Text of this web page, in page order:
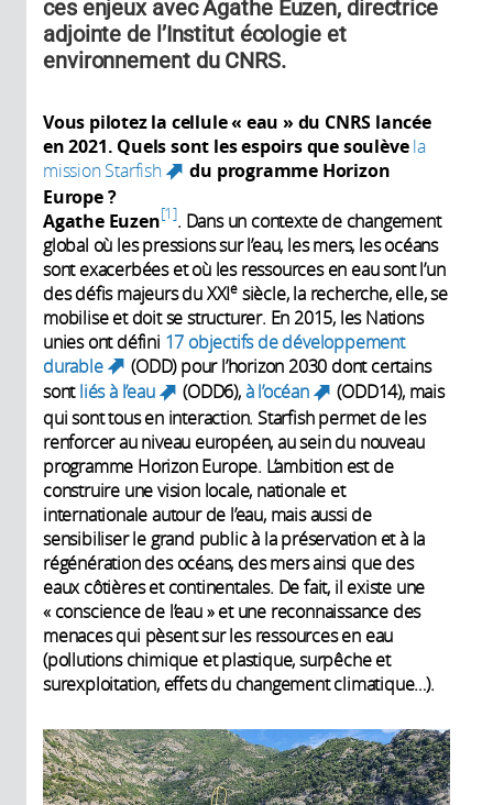
ces enjeux avec Agathe Euzen, directrice
adjointe de l’Institut écologie et
environnement du CNRS.
Vous pilotez la cellule « eau » du CNRS lancée
en 2021. Quels sont les espoirs que soulèvela
mission Starfish
(link is external)
du programme Horizon
Europe ?
Agathe Euzen 1 . Dans un contexte de changement
global où les pressions sur l’eau, les mers, les océans
sont exacerbées et où les ressources en eau sont l’un
des défis majeurs du XXIe siècle, la recherche, elle, se
mobilise et doit se structurer. En 2015, les Nations
unies ont défini 17 objectifs de développement
durable
(link is external)
(ODD) pour l’horizon 2030 dont certains
sontliés à l’eau (link is external)
(ODD6),à l’océan
(link is
external)
(ODD14), mais
qui sont tous en interaction. Starfish permet de les
renforcer au niveau européen, au sein du nouveau
programme Horizon Europe. L’ambition est de
construire une vision locale, nationale et
internationale autour de l’eau, mais aussi de
sensibiliser le grand public à la préservation et à la
régénération des océans, des mers ainsi que des
eaux côtières et continentales. De fait, il existe une
« conscience de l’eau » et une reconnaissance des
menaces qui pèsent sur les ressources en eau
(pollutions chimique et plastique, surpêche et
surexploitation, effets du changement climatique…).